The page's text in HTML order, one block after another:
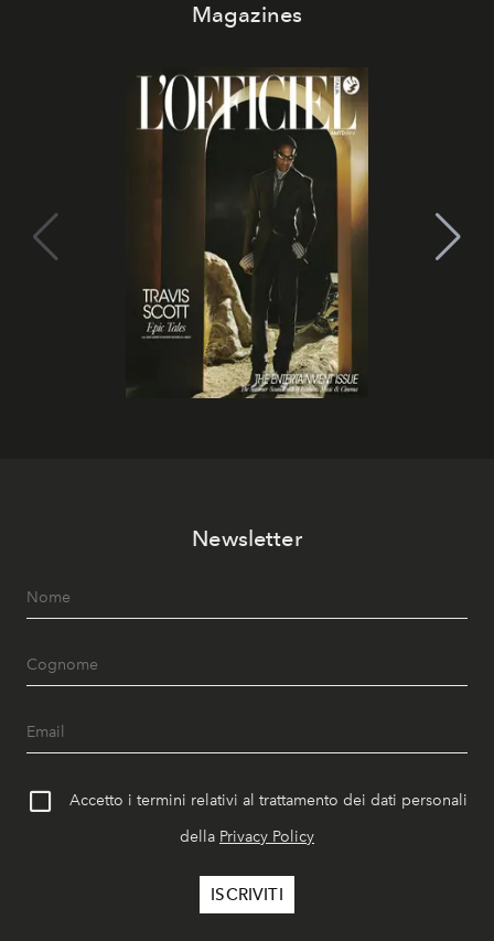
Magazines
Newsletter
Accetto i termini relativi al trattamento dei dati personali
della Privacy Policy